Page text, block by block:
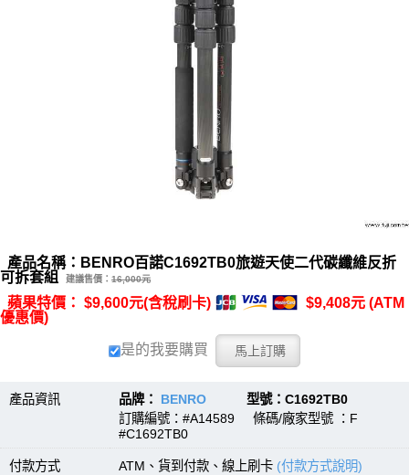
產品名稱：BENRO百諾C1692TB0旅遊天使二代碳纖維反折
可拆套組
建議售價： 16,000元
蘋果特價： $9,600元(含稅刷卡)
$9,408元 (ATM
優惠價)
是的我要購買
產品資訊 品牌： BENRO 型號：C1692TB0
訂購編號：#A14589 條碼/廠家型號 ：F
#C1692TB0
付款方式 ATM、貨到付款、線上刷卡 (付款方式說明)